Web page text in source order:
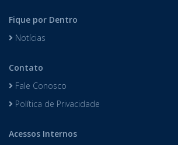
Fique por Dentro
Notícias
Contato
Fale Conosco
Política de Privacidade
Acessos Internos